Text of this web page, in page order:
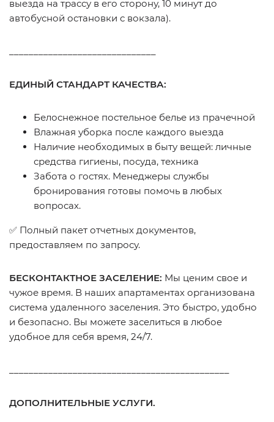
выезда на трассу в его сторону, 10 минут до
автобусной остановки с вокзала).
ЕДИНЫЙ СТАНДАРТ КАЧЕСТВА:
Белоснежное постельное белье из прачечной
Влажная уборка после каждого выезда
Наличие необходимых в быту вещей: личные
средства гигиены, посуда, техника
Забота о гостях. Менеджеры службы
бронирования готовы помочь в любых
вопросах.
✅ Полный пакет отчетных докумeнтов,
предоставляем по запросу.
БЕСКОНТАКТНОЕ ЗАСЕЛЕНИЕ: Мы ценим свое и
чужое время. В наших апартаментах организована
система удаленного заселения. Это быстро, удобно
и безопасно. Вы можете заселиться в любое
удобное для себя время, 24/7.
ДОПОЛНИТЕЛЬНЫЕ УСЛУГИ.